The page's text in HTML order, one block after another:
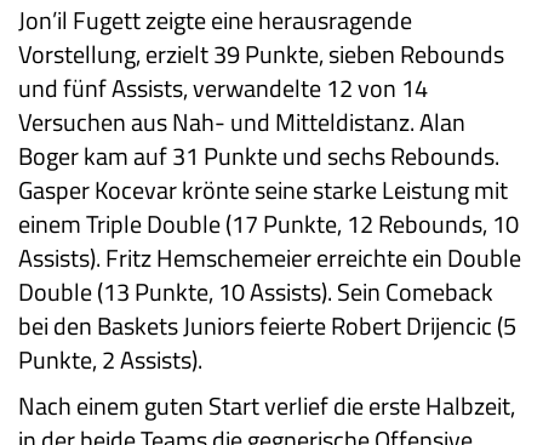
Jon’il Fugett zeigte eine herausragende
Vorstellung, erzielt 39 Punkte, sieben Rebounds
und fünf Assists, verwandelte 12 von 14
Versuchen aus Nah- und Mitteldistanz. Alan
Boger kam auf 31 Punkte und sechs Rebounds.
Gasper Kocevar krönte seine starke Leistung mit
einem Triple Double (17 Punkte, 12 Rebounds, 10
Assists). Fritz Hemschemeier erreichte ein Double
Double (13 Punkte, 10 Assists). Sein Comeback
bei den Baskets Juniors feierte Robert Drijencic (5
Punkte, 2 Assists).
Nach einem guten Start verlief die erste Halbzeit,